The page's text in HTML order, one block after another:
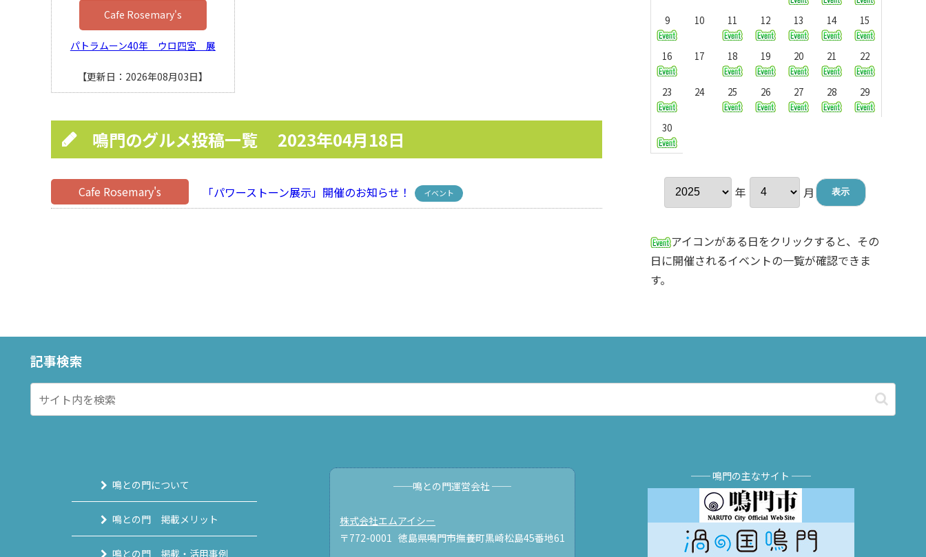
Cafe Rosemary's
パトラムーン40年 ウロ四宮 展
【更新日：2026年08月03日】
鳴門のグルメ投稿一覧 2023年04月18日
Cafe Rosemary's 「パワーストーン展示」開催のお知らせ！ イベント
9 10 11 12 13 14 15
16 17 18 19 20 21 22
23 24 25 26 27 28 29
30
年 月
アイコンがある日をクリックすると、その
日に開催されるイベントの一覧が確認できま
す。
記事検索
鳴との門について
鳴との門 掲載メリット
鳴との門 掲載・活用事例
──鳴との門運営会社 ──
株式会社エムアイシー
〒772-0001 徳島県鳴門市撫養町黒崎松島45番地61
── 鳴門の主なサイト ──